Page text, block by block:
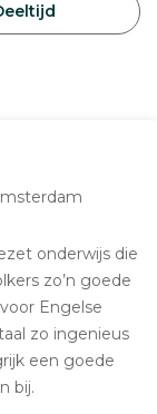
onderwijs die
zo’n goede
Engelse
zo ingenieus
een goede
bij.